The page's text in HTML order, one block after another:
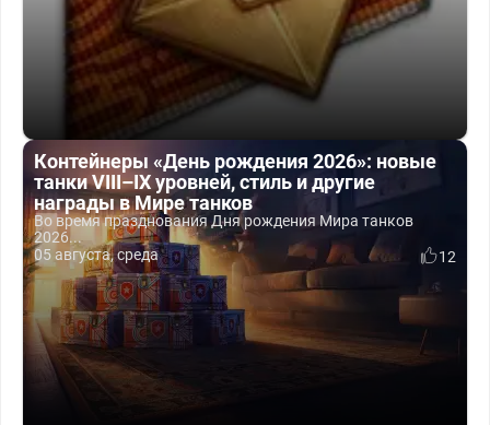
Контейнеры «День рождения 2026»: новые
танки VIII–IX уровней, стиль и другие
награды в Мире танков
Во время празднования Дня рождения Мира танков
2026...
05 августа, среда
12